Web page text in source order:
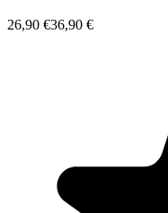
26,90 €36,90 €